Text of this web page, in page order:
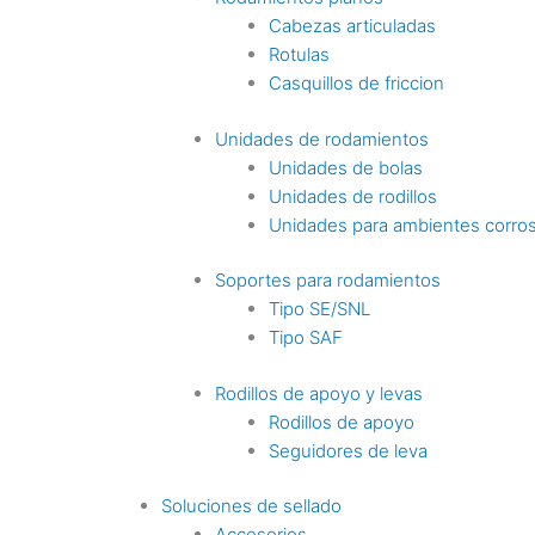
Cabezas articuladas
Rotulas
Casquillos de friccion
Unidades de rodamientos
Unidades de bolas
Unidades de rodillos
Unidades para ambientes
Soportes para rodamientos
Tipo SE/SNL
Tipo SAF
Rodillos de apoyo y levas
Rodillos de apoyo
Seguidores de leva
Soluciones de sellado